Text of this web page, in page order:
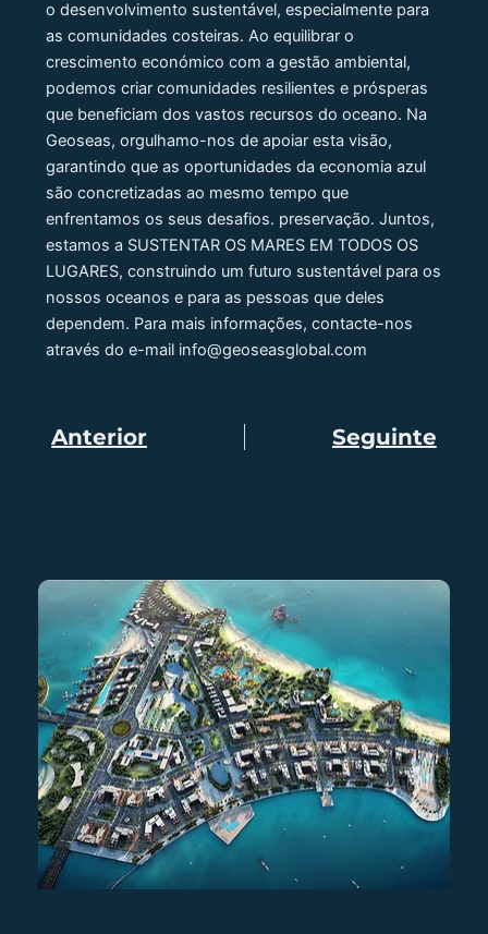
o desenvolvimento sustentável, especialmente para
as comunidades costeiras. Ao equilibrar o
crescimento económico com a gestão ambiental,
podemos criar comunidades resilientes e prósperas
que beneficiam dos vastos recursos do oceano. Na
Geoseas, orgulhamo-nos de apoiar esta visão,
garantindo que as oportunidades da economia azul
são concretizadas ao mesmo tempo que
enfrentamos os seus desafios. preservação. Juntos,
estamos a SUSTENTAR OS MARES EM TODOS OS
LUGARES, construindo um futuro sustentável para os
nossos oceanos e para as pessoas que deles
dependem. Para mais informações, contacte-nos
através do e-mail info@geoseasglobal.com
Anterior
Anterior Seguinte